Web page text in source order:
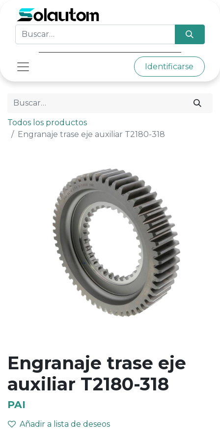
Identificarse
Todos los productos
Engranaje trase eje auxiliar T2180-318
Engranaje trase eje
auxiliar T2180-318
PAI
Añadir a lista de deseos